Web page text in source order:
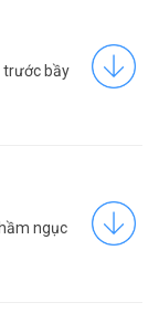
trước bầy
ngục